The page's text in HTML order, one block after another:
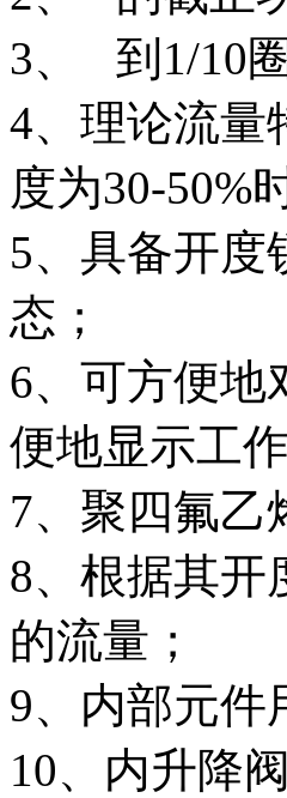
3、 到1/10
4、理论流量
度为30-50%
5、具备开度
态；
6、可方便地
便地显示工
7、聚四氟乙
8、根据其开
的流量；
9、内部元件
10、内升降